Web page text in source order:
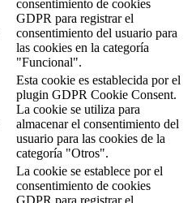
consentimiento de cookies
GDPR para registrar el
consentimiento del usuario para
las cookies en la categoría
"Funcional".
Esta cookie es establecida por el
plugin GDPR Cookie Consent.
La cookie se utiliza para
almacenar el consentimiento del
usuario para las cookies de la
categoría "Otros".
La cookie se establece por el
consentimiento de cookies